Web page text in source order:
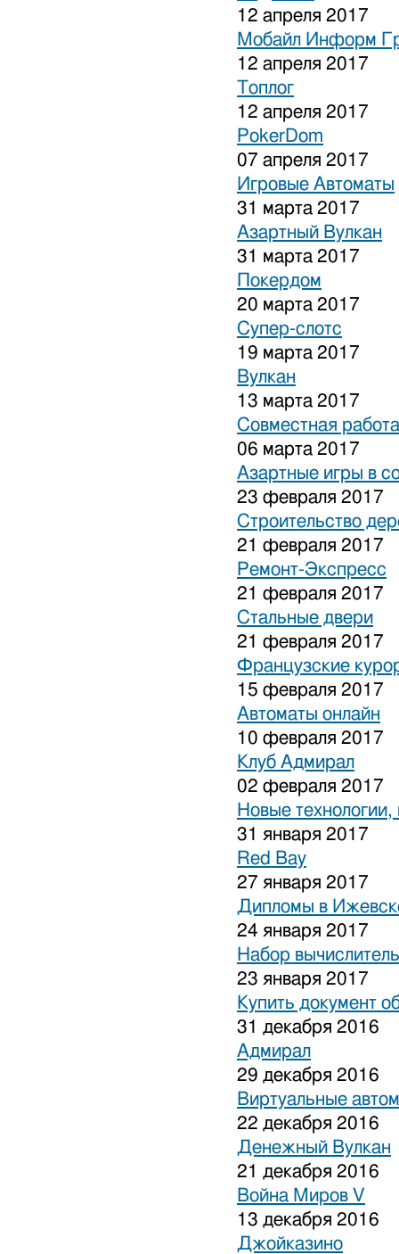
12 апреля 2017
Мобайл Информ
12 апреля 2017
Топлог
12 апреля 2017
PokerDom
07 апреля 2017
Игровые Автоматы
31 марта 2017
Азартный Вулкан
31 марта 2017
Покердом
20 марта 2017
Супер-слотс
19 марта 2017
Вулкан
13 марта 2017
Совместная
06 марта 2017
Азартные игры в
23 февраля 2017
Строительство
21 февраля 2017
Ремонт-Экспресс
21 февраля 2017
Стальные двери
21 февраля 2017
Французские
15 февраля 2017
Автоматы онлайн
10 февраля 2017
Клуб Адмирал
02 февраля 2017
Новые
31 января 2017
Red Bay
27 января 2017
Дипломы в
24 января 2017
Набор
23 января 2017
Купить документ
31 декабря 2016
Адмирал
29 декабря 2016
Виртуальные
22 декабря 2016
Денежный Вулкан
21 декабря 2016
Война Миров V
13 декабря 2016
Джойказино